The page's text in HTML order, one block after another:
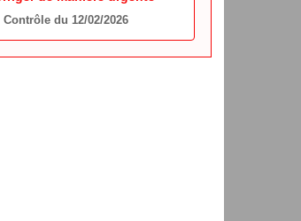
Contrôle du 12/02/2026